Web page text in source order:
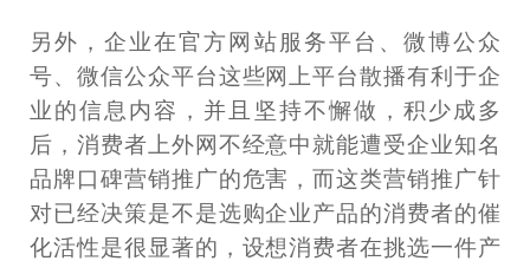
另外，企业在官方网站服务平台、微博公众
号、微信公众平台这些网上平台散播有利于企
业的信息内容，并且坚持不懈做，积少成多
后，消费者上外网不经意中就能遭受企业知名
品牌口碑营销推广的危害，而这类营销推广针
对已经决策是不是选购企业产品的消费者的催
化活性是很显著的，设想消费者在挑选一件产